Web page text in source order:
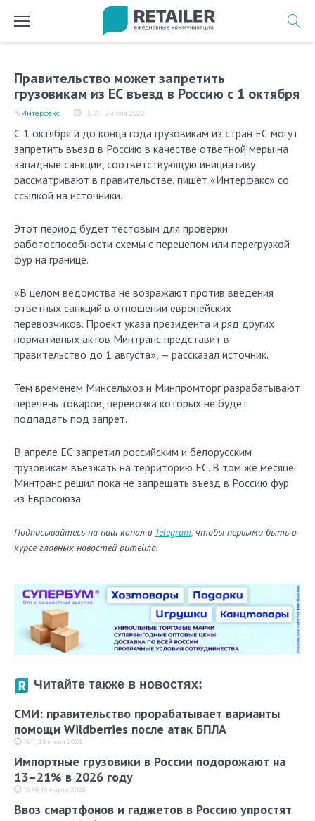
Правительство может запретить
грузовикам из ЕС въезд в Россию с 1 октября
15:35, 15 июля 2022
Интерфакс
С 1 октября и до конца года грузовикам из стран ЕС могут
запретить въезд в Россию в качестве ответной меры на
западные санкции, соответствующую инициативу
рассматривают в правительстве, пишет «Интерфакс» со
ссылкой на источники.
Этот период будет тестовым для проверки
работоспособности схемы с перецепом или перегрузкой
фур на границе.
«В целом ведомства не возражают против введения
ответных санкций в отношении европейских
перевозчиков. Проект указа президента и ряд других
нормативных актов Минтранс представит в
правительство до 1 августа», — рассказал источник.
Тем временем Минсельхоз и Минпромторг разрабатывают
перечень товаров, перевозка которых не будет
подпадать под запрет.
В апреле ЕС запретил российским и белорусским
грузовикам въезжать на территорию ЕС. В том же месяце
Минтранс решил пока не запрещать въезд в Россию фур
из Евросоюза.
Подписывайтесь на наш канал в Telegram, чтобы первыми быть в
курсе главных новостей ритейла.
Читайте также в новостях:
СМИ: правительство прорабатывает варианты
помощи Wildberries после атак БПЛА
16:11, 29 июля 2026
Импортные грузовики в России подорожают на
13–21% в 2026 году
10:46, 16 марта 2026
Ввоз смартфонов и гаджетов в Россию упростят